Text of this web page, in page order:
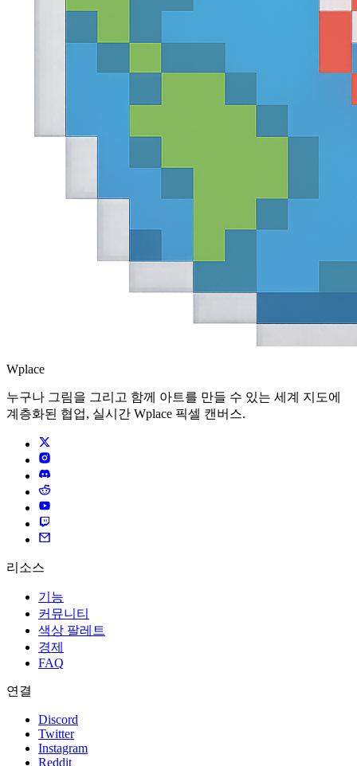
Wplace
누구나 그림을 그리고 함께 아트를 만들 수 있는 세계 지도에
계층화된 협업, 실시간 Wplace 픽셀 캔버스.
리소스
기능
커뮤니티
색상 팔레트
경제
FAQ
연결
Discord
Twitter
Instagram
Reddit